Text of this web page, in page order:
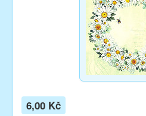
6,00 Kč